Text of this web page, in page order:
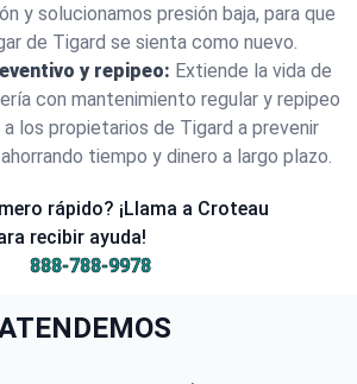
y solucionamos presión baja, para que
de Tigard se sienta como nuevo.
y repipeo: Extiende la vida de
con mantenimiento regular y repipeo
los propietarios de Tigard a prevenir
tiempo y dinero a largo plazo.
rápido? ¡Llama a Croteau
recibir ayuda!
888-788-9978